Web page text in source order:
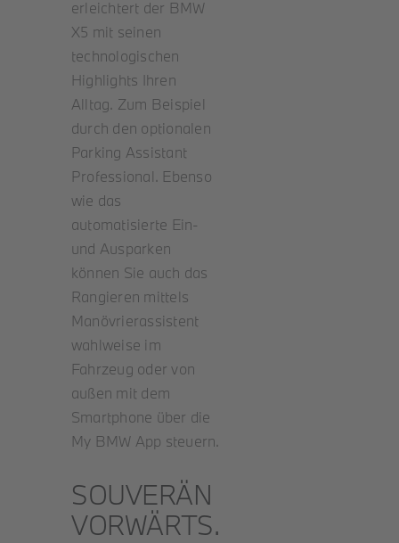
erleichtert der BMW
X5 mit seinen
technologischen
Highlights Ihren
Alltag. Zum Beispiel
durch den optionalen
Parking Assistant
Professional. Ebenso
wie das
automatisierte Ein-
und Ausparken
können Sie auch das
Rangieren mittels
Manövrierassistent
wahlweise im
Fahrzeug oder von
außen mit dem
Smartphone über die
My BMW App steuern.
SOUVERÄN
VORWÄRTS.